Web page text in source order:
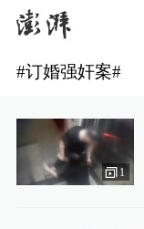
#订婚强奸案#
1